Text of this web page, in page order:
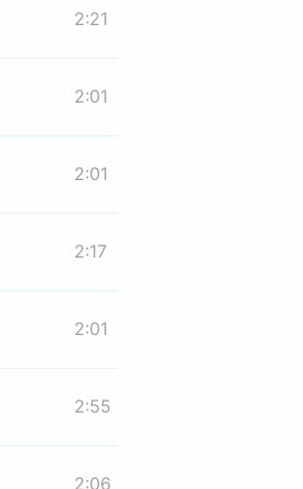
2:21
2:01
2:01
2:17
2:01
2:55
2:06